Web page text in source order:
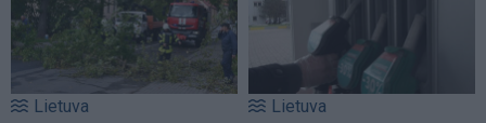
Lietuva Lietuva